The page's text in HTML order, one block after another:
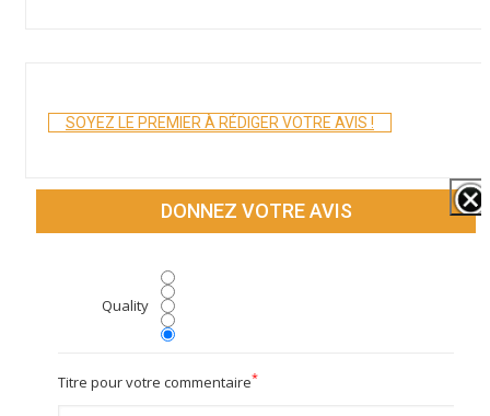
SOYEZ LE PREMIER À RÉDIGER VOTRE AVIS !
DONNEZ VOTRE AVIS
Quality
Titre pour votre commentaire*